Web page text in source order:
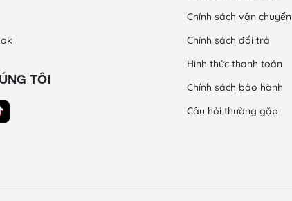
TÔI
Chính sách vận chuyển
Chính sách đổi trả
Hình thức thanh toán
Chính sách bảo hành
Câu hỏi thường gặp